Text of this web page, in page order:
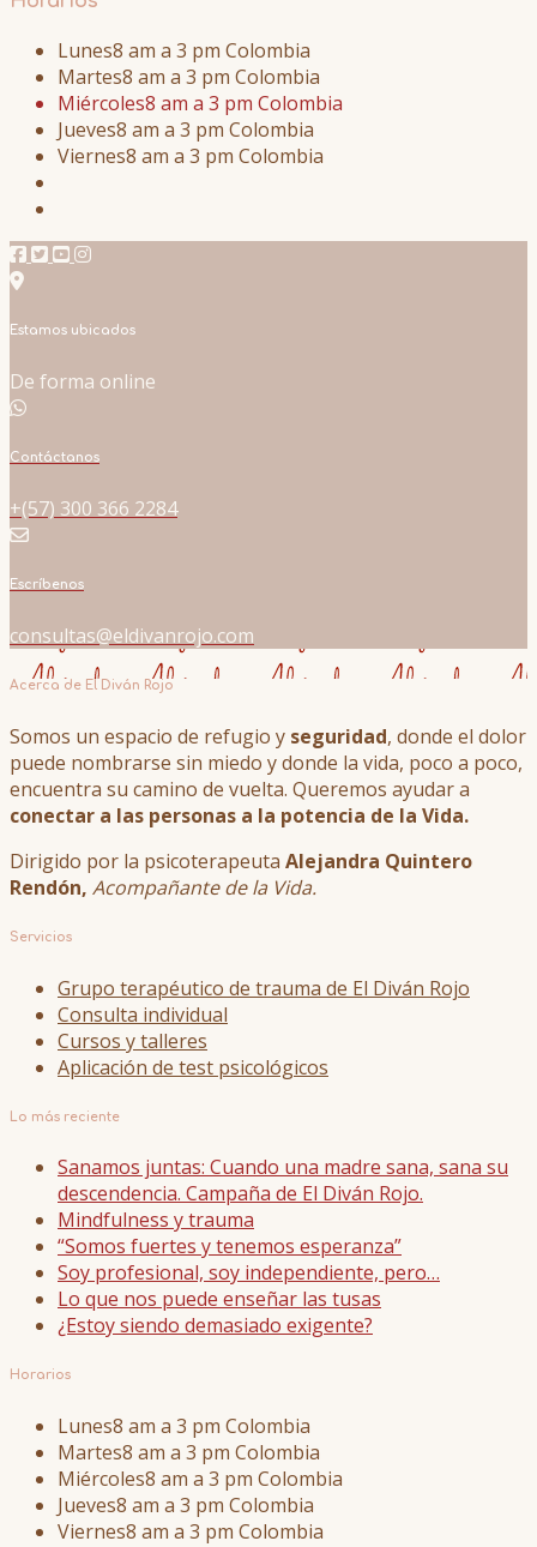
Lunes8 am a 3 pm Colombia
Martes8 am a 3 pm Colombia
Miércoles8 am a 3 pm Colombia
Jueves8 am a 3 pm Colombia
Viernes8 am a 3 pm Colombia
Estamos ubicados
De forma online
Contáctanos
+(57) 300 366 2284
Escríbenos
consultas@eldivanrojo.com
Acerca de El Diván Rojo
Somos un espacio de refugio y seguridad, donde el dolor
puede nombrarse sin miedo y donde la vida, poco a poco,
encuentra su camino de vuelta. Queremos ayudar a
conectar a las personas a la potencia de la Vida.
Dirigido por la psicoterapeuta Alejandra Quintero
Rendón, Acompañante de la Vida.
Servicios
Grupo terapéutico de trauma de El Diván Rojo
Consulta individual
Cursos y talleres
Aplicación de test psicológicos
Lo más reciente
Sanamos juntas: Cuando una madre sana, sana su
descendencia. Campaña de El Diván Rojo.
Mindfulness y trauma
“Somos fuertes y tenemos esperanza”
Soy profesional, soy independiente, pero…
Lo que nos puede enseñar las tusas
¿Estoy siendo demasiado exigente?
Horarios
Lunes8 am a 3 pm Colombia
Martes8 am a 3 pm Colombia
Miércoles8 am a 3 pm Colombia
Jueves8 am a 3 pm Colombia
Viernes8 am a 3 pm Colombia